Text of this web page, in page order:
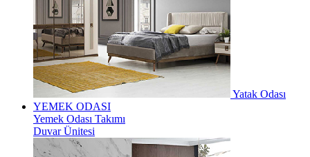
Yatak Odası
YEMEK ODASI
Yemek Odası Takımı
Duvar Ünitesi